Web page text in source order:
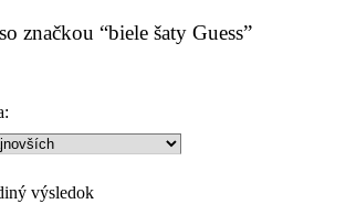
značkou “biele šaty Guess”
výsledok